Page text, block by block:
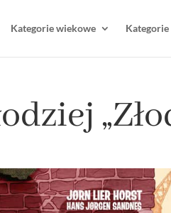
Kategorie wiekowe